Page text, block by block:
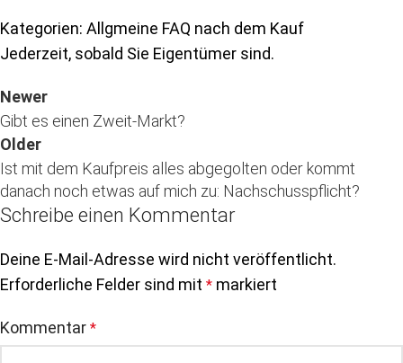
Kategorien: Allgmeine FAQ nach dem Kauf
Jederzeit, sobald Sie Eigentümer sind.
Newer
Gibt es einen Zweit-Markt?
Older
Ist mit dem Kaufpreis alles abgegolten oder kommt
danach noch etwas auf mich zu: Nachschusspflicht?
Schreibe einen Kommentar
Deine E-Mail-Adresse wird nicht veröffentlicht.
Erforderliche Felder sind mit * markiert
Kommentar *